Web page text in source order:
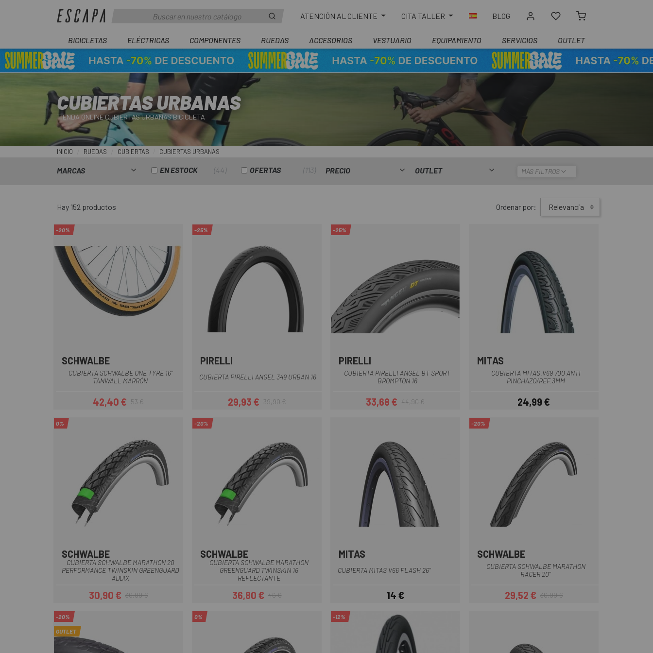
ATENCIÓN AL CLIENTE CITA TALLER BLOG
BICICLETAS ELÉCTRICAS COMPONENTES RUEDAS ACCESORIOS VESTUARIO EQUIPAMIENTO SERVICIOS OUTLET
CUBIERTAS URBANAS
TIENDA ONLINE CUBIERTAS URBANAS BICICLETA
INICIO RUEDAS CUBIERTAS CUBIERTAS URBANAS
MARCAS EN ESTOCK 44 OFERTAS 113 PRECIO OUTLET MÁS FILTROS
Hay 152 productos Ordenar por: Relevancia
-20%
SCHWALBE
CUBIERTA SCHWALBE ONE TYRE 16"
TANWALL MARRÓN
Precio
42,40 €Precio regular
53 €
-25%
PIRELLI
CUBIERTA PIRELLI ANGEL 349 URBAN 16
Precio
29,93 €Precio regular
39,90 €
-25%
PIRELLI
CUBIERTA PIRELLI ANGEL BT SPORT
BROMPTON 16
Precio
33,68 €Precio regular
44,90 €
MITAS
CUBIERTA MITAS.V69 700 ANTI
PINCHAZO/REF.3MM
Precio
24,99 €
0%
SCHWALBE
CUBIERTA SCHWALBE MARATHON 20
PERFORMANCE TWINSKIN GREENGUARD
ADDIX
Precio
30,90 €Precio regular
30,90 €
-20%
SCHWALBE
CUBIERTA SCHWALBE MARATHON
GREENGUARD TWINSKIN 16
REFLECTANTE
Precio
36,80 €Precio regular
46 €
MITAS
CUBIERTA MITAS V66 FLASH 26"
Precio
14 €
-20%
SCHWALBE
CUBIERTA SCHWALBE MARATHON
RACER 20''
Precio
29,52 €Precio regular
36,90 €
-20%
OUTLET
0% -12%